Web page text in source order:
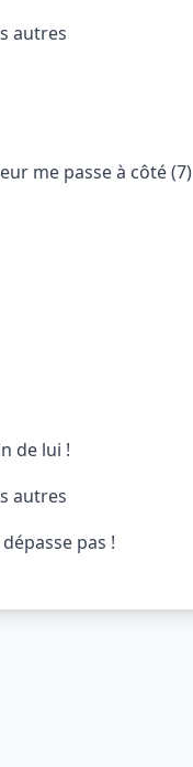
autres
me passe à côté (7)
de lui !
autres
pas !